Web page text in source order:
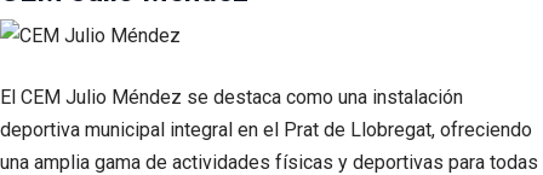
El CEM Julio Méndez se destaca como una instalación
deportiva municipal integral en el Prat de Llobregat, ofreciendo
una amplia gama de actividades físicas y deportivas para todas